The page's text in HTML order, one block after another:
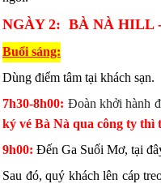
NGÀY 2: BÀ NÀ HILL
Buổi sáng:
Dùng điểm tâm tại khách sạn.
7h30-8h00: Đoàn khởi hành
ký vé Bà Nà qua công ty thì
9h00: Đến Ga Suối Mơ, tại
Sau đó, quý khách lên cáp